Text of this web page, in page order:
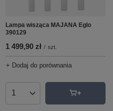
Lampa wisząca MAJANA Eglo
390129
1 499,90 zł / szt.
+ Dodaj do porównania
Ilość produktów